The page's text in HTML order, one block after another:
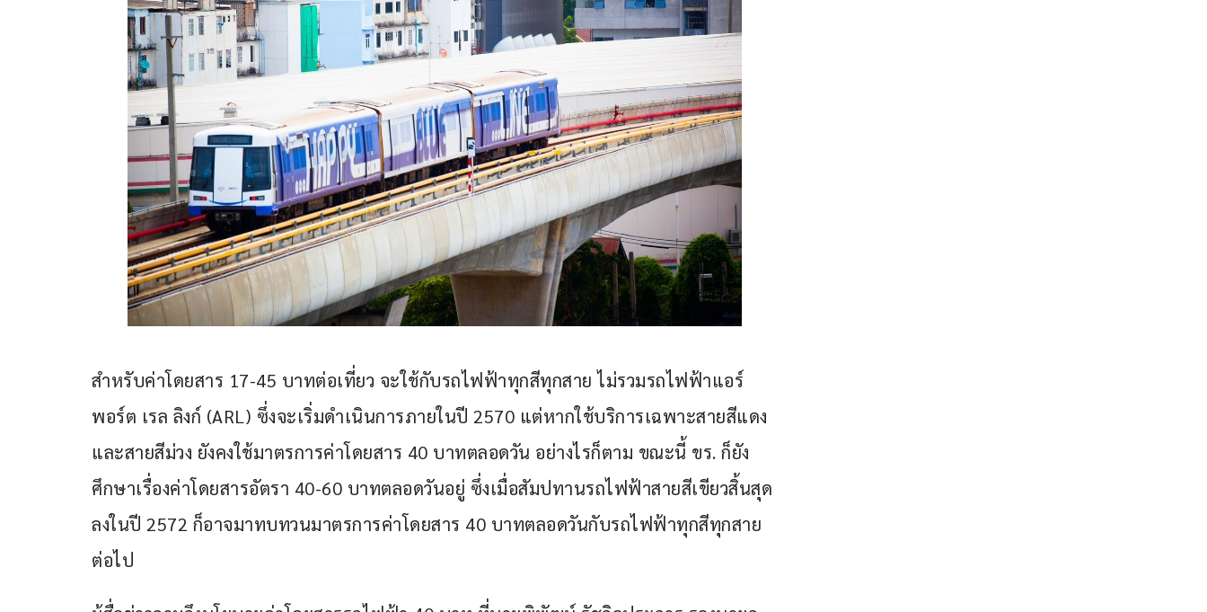
สำหรับค่าโดยสาร 17-45 บาทต่อเที่ยว จะใช้กับรถไฟฟ้าทุกสีทุกสาย ไม่รวมรถไฟฟ้าแอร์
พอร์ต เรล ลิงก์ (ARL) ซึ่งจะเริ่มดำเนินการภายในปี 2570 แต่หากใช้บริการเฉพาะสายสีแดง
และสายสีม่วง ยังคงใช้มาตรการค่าโดยสาร 40 บาทตลอดวัน อย่างไรก็ตาม ขณะนี้ ขร. ก็ยัง
ศึกษาเรื่องค่าโดยสารอัตรา 40-60 บาทตลอดวันอยู่ ซึ่งเมื่อสัมปทานรถไฟฟ้าสายสีเขียวสิ้นสุด
ลงในปี 2572 ก็อาจมาทบทวนมาตรการค่าโดยสาร 40 บาทตลอดวันกับรถไฟฟ้าทุกสีทุกสาย
ต่อไป